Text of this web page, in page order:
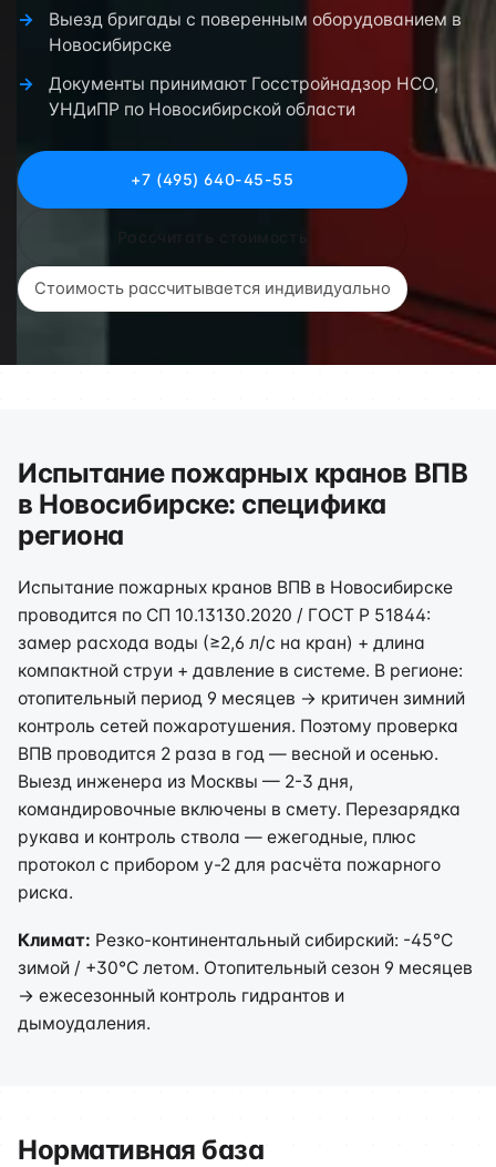
Выезд бригады с поверенным оборудованием в
Новосибирске
Документы принимают Госстройнадзор НСО,
УНДиПР по Новосибирской области
+7 (495) 640-45-55
Стоимость рассчитывается индивидуально
Испытание пожарных кранов ВПВ
в Новосибирске: специфика
региона
Испытание пожарных кранов ВПВ в Новосибирске
проводится по СП 10.13130.2020 / ГОСТ Р 51844:
замер расхода воды (≥2,6 л/с на кран) + длина
компактной струи + давление в системе. В регионе:
отопительный период 9 месяцев → критичен зимний
контроль сетей пожаротушения. Поэтому проверка
ВПВ проводится 2 раза в год — весной и осенью.
Выезд инженера из Москвы — 2-3 дня,
командировочные включены в смету. Перезарядка
рукава и контроль ствола — ежегодные, плюс
протокол с прибором у-2 для расчёта пожарного
риска.
Климат: Резко-континентальный сибирский: -45°C
зимой / +30°C летом. Отопительный сезон 9 месяцев
→ ежесезонный контроль гидрантов и
дымоудаления.
Нормативная база